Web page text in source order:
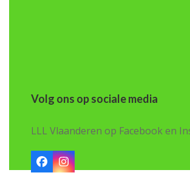
Volg ons op sociale media
LLL Vlaanderen op Facebook en
FacebookInstagram